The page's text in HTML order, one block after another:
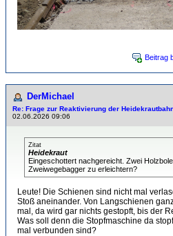
Beitrag
DerMichael
Re: Frage zur Reaktivierung der
02.06.2026 09:06
Zitat
Heidekraut
Eingeschottert nachgereicht. Zwei
Zweiwegebagger zu erleichtern?
Leute! Die Schienen sind nicht mal
Stoß aneinander. Von Langschienen
mal, da wird gar nichts gestopft, bis der
Was soll denn die Stopfmaschine da
mal verbunden sind?